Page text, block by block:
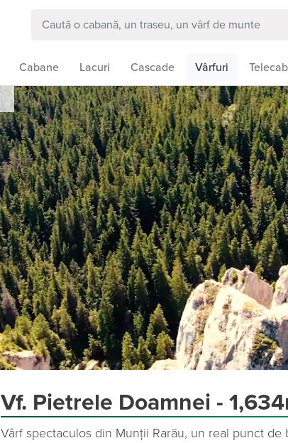
Cabane Lacuri Cascade Vârfuri
Vf. Pietrele Doamnei -
Vârf spectaculos din Munții Rarău, un real punct